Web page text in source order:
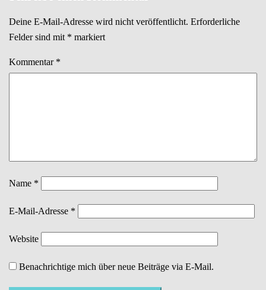
Deine E-Mail-Adresse wird nicht veröffentlicht. Erforderliche
Felder sind mit * markiert
Kommentar *
Name *
E-Mail-Adresse *
Website
Benachrichtige mich über neue Beiträge via E-Mail.